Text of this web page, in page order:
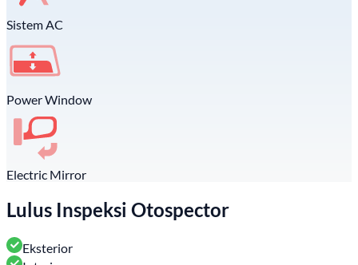
Sistem AC
Power Window
Electric Mirror
Lulus Inspeksi Otospector
Eksterior